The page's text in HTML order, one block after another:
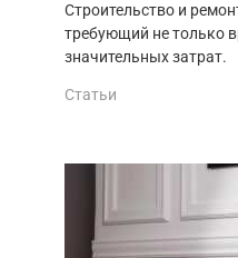
Строительство и
требующий не только
значительных затрат.
Статьи